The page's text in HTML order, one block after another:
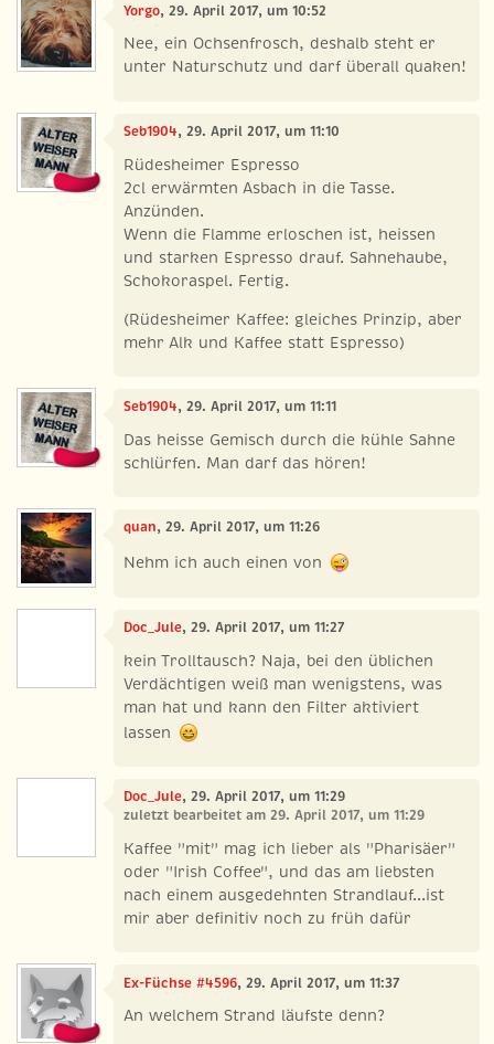
Yorgo, 29. April 2017, um 10:52
Nee, ein Ochsenfrosch, deshalb steht er
unter Naturschutz und darf überall quaken!
Seb1904, 29. April 2017, um 11:10
Rüdesheimer Espresso
2cl erwärmten Asbach in die Tasse.
Anzünden.
Wenn die Flamme erloschen ist, heissen
und starken Espresso drauf. Sahnehaube,
Schokoraspel. Fertig.
(Rüdesheimer Kaffee: gleiches Prinzip, aber
mehr Alk und Kaffee statt Espresso)
Seb1904, 29. April 2017, um 11:11
Das heisse Gemisch durch die kühle Sahne
schlürfen. Man darf das hören!
quan, 29. April 2017, um 11:26
Nehm ich auch einen von
Doc_Jule, 29. April 2017, um 11:27
kein Trolltausch? Naja, bei den üblichen
Verdächtigen weiß man wenigstens, was
man hat und kann den Filter aktiviert
lassen
Doc_Jule, 29. April 2017, um 11:29
zuletzt bearbeitet am 29. April 2017, um 11:29
Kaffee "mit" mag ich lieber als "Pharisäer"
oder "Irish Coffee", und das am liebsten
nach einem ausgedehnten Strandlauf...ist
mir aber definitiv noch zu früh dafür
Ex-Füchse #4596, 29. April 2017, um 11:37
An welchem Strand läufste denn?